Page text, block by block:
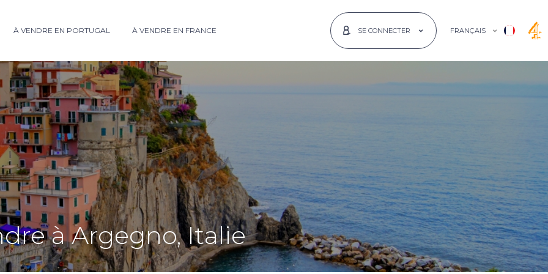
À VENDRE EN PORTUGAL À VENDRE EN FRANCE SE CONNECTER FRANÇAIS
à Argegno, Italie